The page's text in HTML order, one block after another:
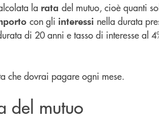
la rata del mutuo, cioè quanti
con gli interessi nella durata
di 20 anni e tasso di interesse al
che dovrai pagare ogni mese.
del mutuo